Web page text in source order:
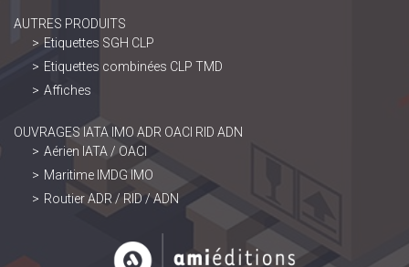
AUTRES PRODUITS
Etiquettes SGH CLP
Etiquettes combinées CLP TMD
Affiches
OUVRAGES IATA IMO ADR OACI RID ADN
Aérien IATA / OACI
Maritime IMDG IMO
Routier ADR / RID / ADN